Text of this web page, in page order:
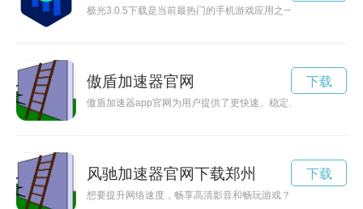
极光3.0.5下载是当前最热门的手机游戏应用之一，让我们一起
傲盾加速器官网
傲盾加速器app官网为用户提供了更快速、稳定、安全的网络加
下载
风驰加速器官网下载郑州
想要提升网络速度，畅享高清影音和畅玩游戏？不妨访问风驰
下载